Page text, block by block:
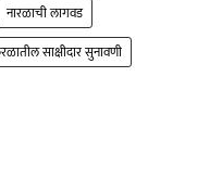
नारळाची लागवड
साक्षीदार सुनावणी